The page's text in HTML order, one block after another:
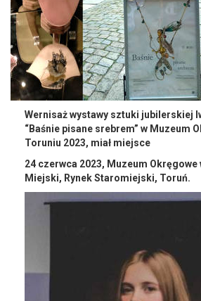
Wernisaż wystawy sztuki jubilerskiej
“Baśnie pisane srebrem” w Muzeum
Toruniu 2023, miał miejsce
24 czerwca 2023, Muzeum Okręgowe
Miejski, Rynek Staromiejski, Toruń.